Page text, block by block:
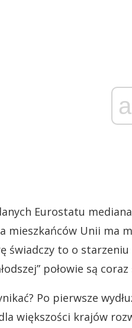
Eurostatu
mieszkańców Unii ma
świadczy to o
połowie są
Po pierwsze
większości krajów